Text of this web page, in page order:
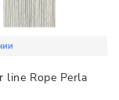
line Rope Perla